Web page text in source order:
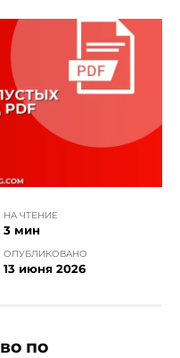
НА ЧТЕНИЕ
3 мин
ОПУБЛИКОВАНО
13 июня 2026
по